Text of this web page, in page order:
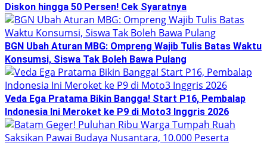
Diskon hingga 50 Persen! Cek Syaratnya
BGN Ubah Aturan MBG: Ompreng Wajib Tulis Batas Waktu
Konsumsi, Siswa Tak Boleh Bawa Pulang
Veda Ega Pratama Bikin Bangga! Start P16, Pembalap
Indonesia Ini Meroket ke P9 di Moto3 Inggris 2026